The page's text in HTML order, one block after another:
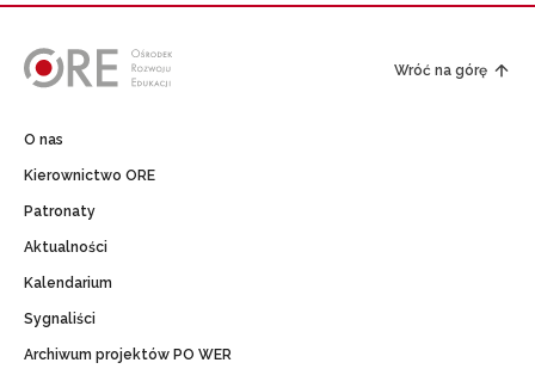
Wróć na górę
O nas
Kierownictwo ORE
Patronaty
Aktualności
Kalendarium
Sygnaliści
Archiwum projektów PO WER